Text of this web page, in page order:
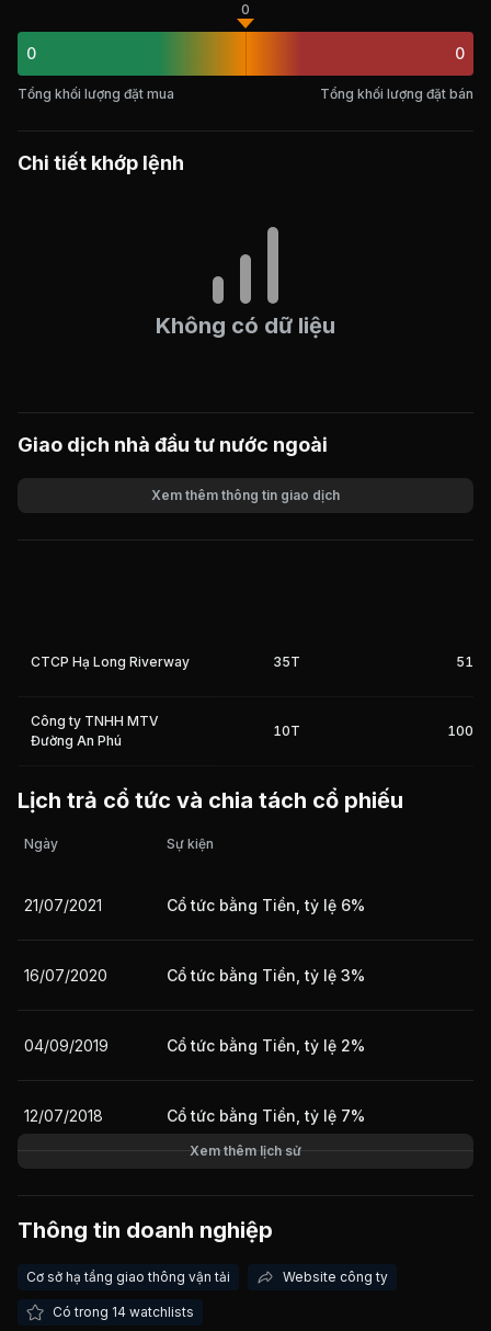
0
0
0
Tổng khối lượng đặt mua Tổng khối lượng đặt bán
Chi tiết khớp lệnh
Không có dữ liệu
Giao dịch nhà đầu tư nước ngoài
Giá trị giao dịch nhà đầu tư nước ngoài 10 phiên gần nhất
Xem thêm thông tin giao dịch
CTCP Hạ Long Riverway 35T 51%
Công ty TNHH MTV
Đường An Phú
10T 100%
Lịch trả cổ tức và chia tách cổ phiếu
Ngày Sự kiện
21/07/2021 Cổ tức bằng Tiền, tỷ lệ 6%
16/07/2020 Cổ tức bằng Tiền, tỷ lệ 3%
04/09/2019 Cổ tức bằng Tiền, tỷ lệ 2%
12/07/2018 Cổ tức bằng Tiền, tỷ lệ 7%
Xem thêm lịch sử
Thông tin doanh nghiệp
Cơ sở hạ tầng giao thông vận tải Website công ty
Có trong 14 watchlists